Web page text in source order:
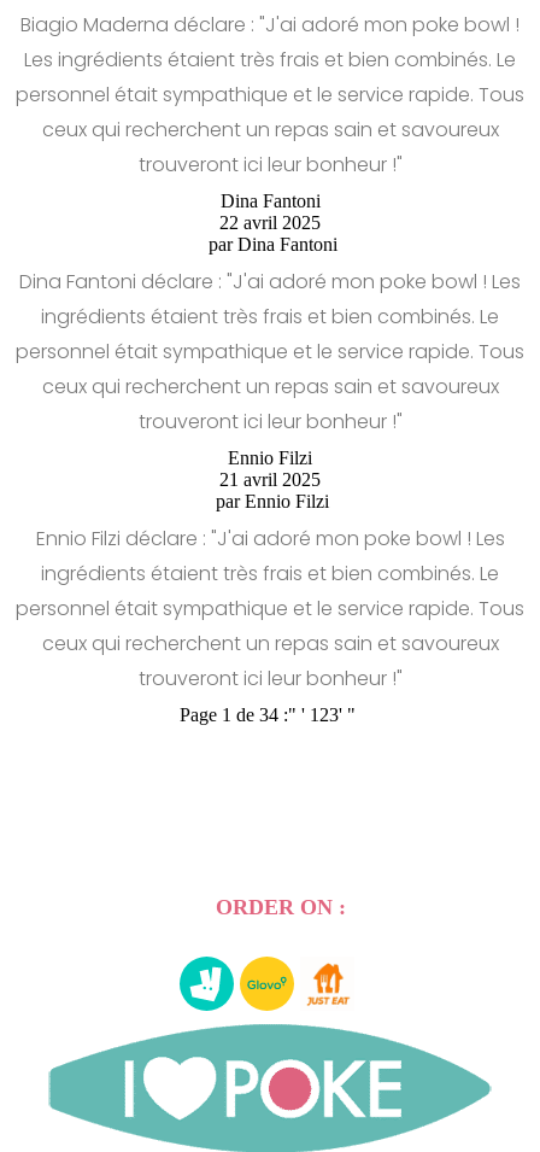
Biagio Maderna déclare : "J'ai adoré mon poke bowl !
Les ingrédients étaient très frais et bien combinés. Le
personnel était sympathique et le service rapide. Tous
ceux qui recherchent un repas sain et savoureux
trouveront ici leur bonheur !"
Dina Fantoni
22 avril 2025
parDina Fantoni
Dina Fantoni déclare : "J'ai adoré mon poke bowl ! Les
ingrédients étaient très frais et bien combinés. Le
personnel était sympathique et le service rapide. Tous
ceux qui recherchent un repas sain et savoureux
trouveront ici leur bonheur !"
Ennio Filzi
21 avril 2025
parEnnio Filzi
Ennio Filzi déclare : "J'ai adoré mon poke bowl ! Les
ingrédients étaient très frais et bien combinés. Le
personnel était sympathique et le service rapide. Tous
ceux qui recherchent un repas sain et savoureux
trouveront ici leur bonheur !"
Page 1 de 34 :" ' 1 23' "
ORDER ON :